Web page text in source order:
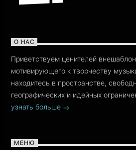
О НАС
Приветствуем ценителей
мотивирующего к творчеству
находитесь в пространстве,
географических и идейных
узнать больше
МЕНЮ